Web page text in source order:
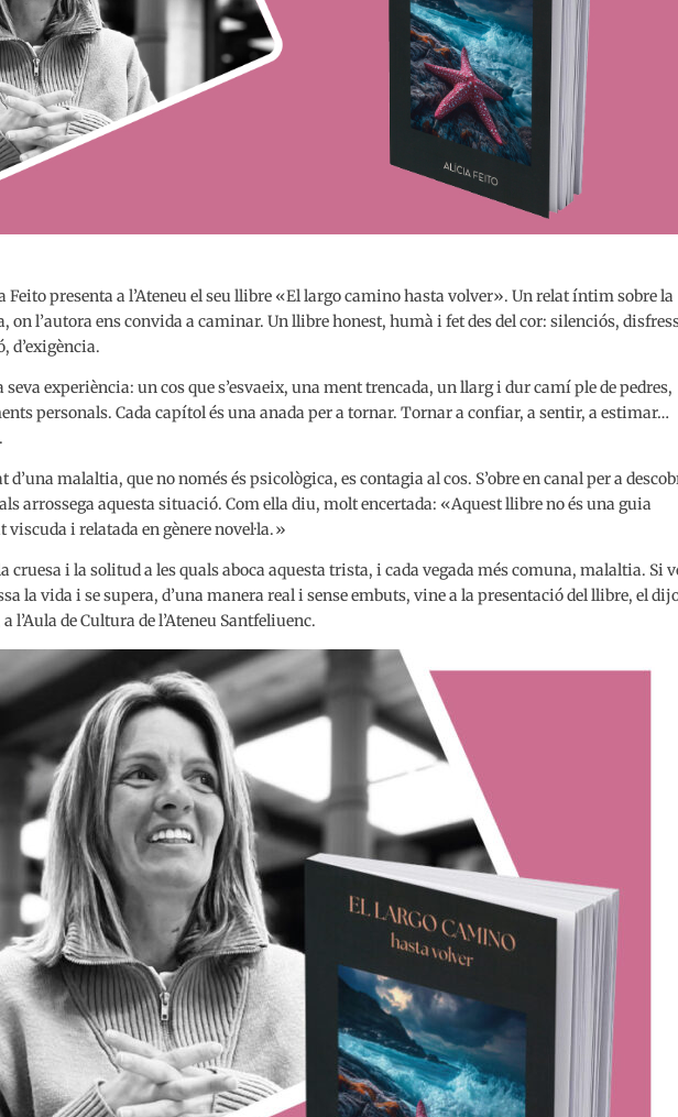
presenta a l’Ateneu el seu llibre «El largo camino hasta volver». Un relat íntim sobre la
on l’autora ens convida a caminar. Un llibre honest, humà i fet des del cor: silenciós,
d’exigència.
experiència: un cos que s’esvaeix, una ment trencada, un llarg i dur camí ple de pedres,
personals. Cada capítol és una anada per a tornar. Tornar a confiar, a sentir, a estimar…
d’una malaltia, que no només és psicològica, es contagia al cos. S’obre en canal per a
arrossega aquesta situació. Com ella diu, molt encertada: «Aquest llibre no és una guia
i relatada en gènere novel·la.»
cruesa i la solitud a les quals aboca aquesta trista, i cada vegada més comuna, malaltia. Si
la vida i se supera, d’una manera real i sense embuts, vine a la presentació del llibre, el
a l’Aula de Cultura de l’Ateneu Santfeliuenc.